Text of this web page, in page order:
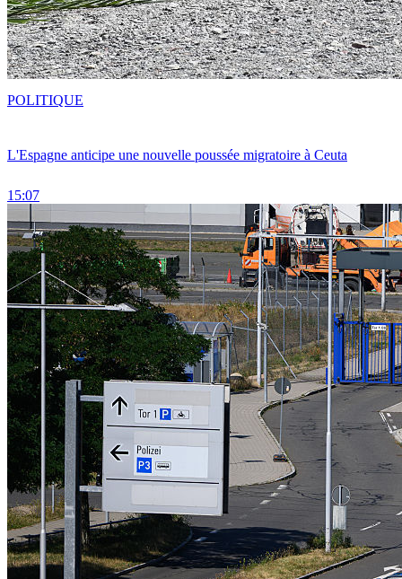
L'Espagne anticipe une nouvelle poussée migratoire à Ceuta
15:07
POLITIQUE